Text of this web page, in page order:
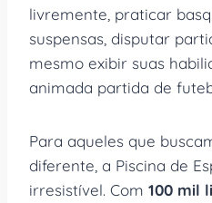
livremente, praticar
suspensas, disputar
mesmo exibir suas
animada partida de
Para aqueles que
diferente, a Piscina de
irresistível. Com 100 mil